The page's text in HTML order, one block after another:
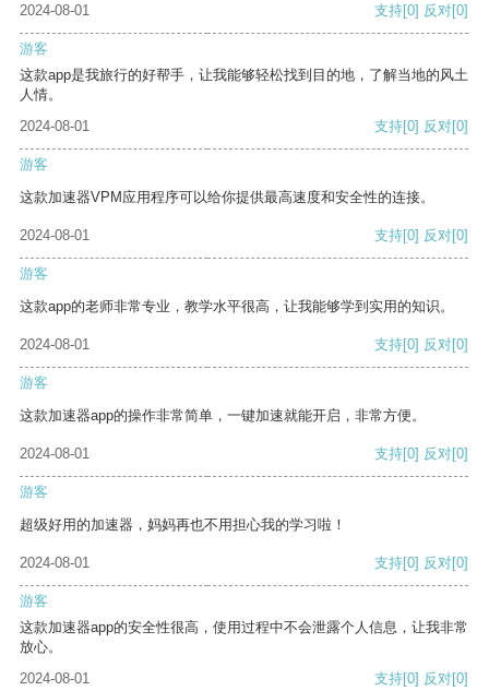
2024-08-01 支持[0] 反对[0]
游客
这款app是我旅行的好帮手，让我能够轻松找到目的地，了解当地的风土
人情。
2024-08-01
支持[0] 反对[0]
游客
这款加速器VPM应用程序可以给你提供最高速度和安全性的连接。
2024-08-01 支持[0] 反对[0]
游客
这款app的老师非常专业，教学水平很高，让我能够学到实用的知识。
2024-08-01 支持[0] 反对[0]
游客
这款加速器app的操作非常简单，一键加速就能开启，非常方便。
2024-08-01 支持[0] 反对[0]
游客
超级好用的加速器，妈妈再也不用担心我的学习啦！
2024-08-01 支持[0] 反对[0]
游客
这款加速器app的安全性很高，使用过程中不会泄露个人信息，让我非常
放心。
2024-08-01
支持[0] 反对[0]